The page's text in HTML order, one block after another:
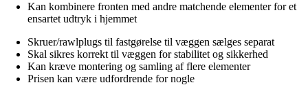
Kan kombinere fronten med andre matchende elementer for et
ensartet udtryk i hjemmet
Skruer/rawlplugs til fastgørelse til væggen sælges separat
Skal sikres korrekt til væggen for stabilitet og sikkerhed
Kan kræve montering og samling af flere elementer
Prisen kan være udfordrende for nogle